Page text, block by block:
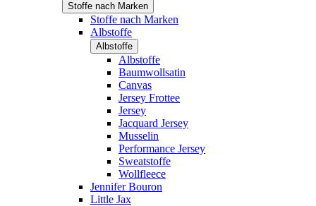
Stoffe nach Marken
Stoffe nach Marken
Albstoffe
Albstoffe
Albstoffe
Baumwollsatin
Canvas
Jersey Frottee
Jersey
Jacquard Jersey
Musselin
Performance Jersey
Sweatstoffe
Wollfleece
Jennifer Bouron
Little Jax